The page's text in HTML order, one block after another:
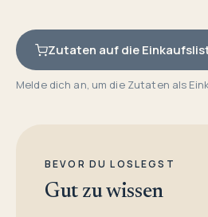
Zutaten auf die
Melde dich an, um die Zutaten als
BEVOR DU LOSLEGST
Gut zu wissen